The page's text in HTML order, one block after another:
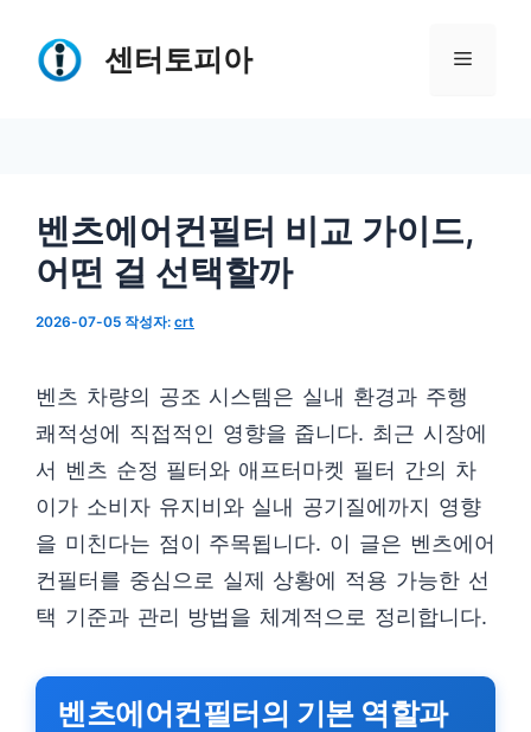
센터토피아 메
벤츠에어컨필터 비교 가이드,
어떤 걸 선택할까
2026-07-05 작성자: crt
벤츠 차량의 공조 시스템은 실내 환경과 주행
쾌적성에 직접적인 영향을 줍니다. 최근 시장에
서 벤츠 순정 필터와 애프터마켓 필터 간의 차
이가 소비자 유지비와 실내 공기질에까지 영향
을 미친다는 점이 주목됩니다. 이 글은 벤츠에어
컨필터를 중심으로 실제 상황에 적용 가능한 선
택 기준과 관리 방법을 체계적으로 정리합니다.
벤츠에어컨필터의 기본 역할과